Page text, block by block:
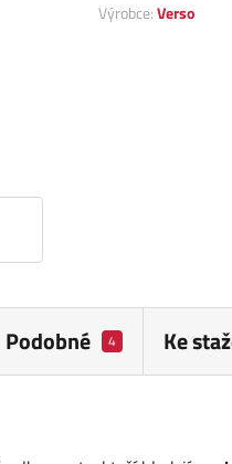
Výrobce:Verso
Podobné 4 Ke